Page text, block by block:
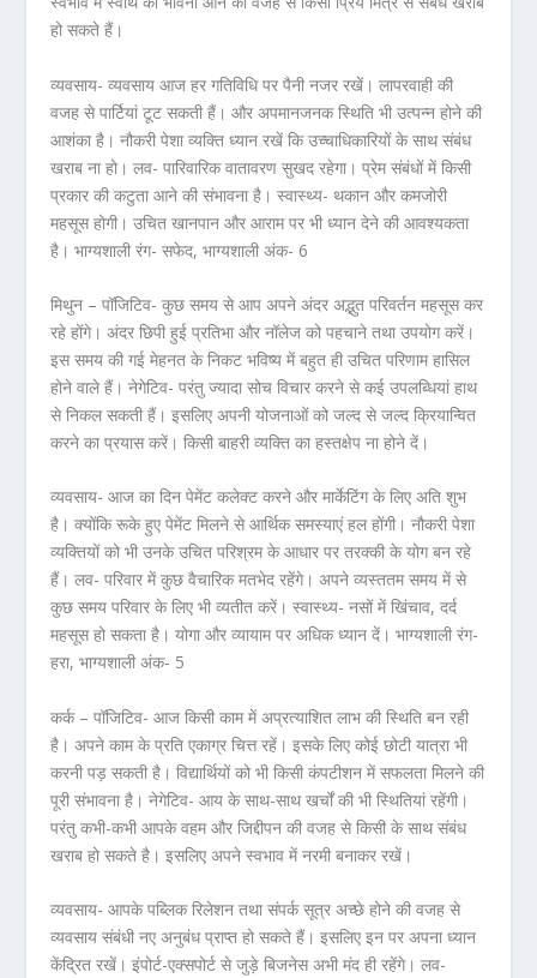
हो सकते हैं।
व्यवसाय- व्यवसाय आज हर गतिविधि पर पैनी नजर रखें। लापरवाही की
वजह से पार्टियां टूट सकती हैं। और अपमानजनक स्थिति भी उत्पन्न होने की
आशंका है। नौकरी पेशा व्यक्ति ध्यान रखें कि उच्चाधिकारियों के साथ संबंध
खराब ना हो। लव- पारिवारिक वातावरण सुखद रहेगा। प्रेम संबंधों में किसी
प्रकार की कटुता आने की संभावना है। स्वास्थ्य- थकान और कमजोरी
महसूस होगी। उचित खानपान और आराम पर भी ध्यान देने की आवश्यकता
है। भाग्यशाली रंग- सफेद, भाग्यशाली अंक- 6
मिथुन – पॉजिटिव- कुछ समय से आप अपने अंदर अद्भुत परिवर्तन महसूस कर
रहे होंगे। अंदर छिपी हुई प्रतिभा और नॉलेज को पहचाने तथा उपयोग करें।
इस समय की गई मेहनत के निकट भविष्य में बहुत ही उचित परिणाम हासिल
होने वाले हैं। नेगेटिव- परंतु ज्यादा सोच विचार करने से कई उपलब्धियां हाथ
से निकल सकती हैं। इसलिए अपनी योजनाओं को जल्द से जल्द क्रियान्वित
करने का प्रयास करें। किसी बाहरी व्यक्ति का हस्तक्षेप ना होने दें।
व्यवसाय- आज का दिन पेमेंट कलेक्ट करने और मार्केटिंग के लिए अति शुभ
है। क्योंकि रूके हुए पेमेंट मिलने से आर्थिक समस्याएं हल होंगी। नौकरी पेशा
व्यक्तियों को भी उनके उचित परिश्रम के आधार पर तरक्की के योग बन रहे
हैं। लव- परिवार में कुछ वैचारिक मतभेद रहेंगे। अपने व्यस्ततम समय में से
कुछ समय परिवार के लिए भी व्यतीत करें। स्वास्थ्य- नसों में खिंचाव, दर्द
महसूस हो सकता है। योगा और व्यायाम पर अधिक ध्यान दें। भाग्यशाली रंग-
हरा, भाग्यशाली अंक- 5
कर्क – पॉजिटिव- आज किसी काम में अप्रत्याशित लाभ की स्थिति बन रही
है। अपने काम के प्रति एकाग्र चित्त रहें। इसके लिए कोई छोटी यात्रा भी
करनी पड़ सकती है। विद्यार्थियों को भी किसी कंपटीशन में सफलता मिलने की
पूरी संभावना है। नेगेटिव- आय के साथ-साथ खर्चों की भी स्थितियां रहेंगी।
परंतु कभी-कभी आपके वहम और जिद्दीपन की वजह से किसी के साथ संबंध
खराब हो सकते है। इसलिए अपने स्वभाव में नरमी बनाकर रखें।
व्यवसाय- आपके पब्लिक रिलेशन तथा संपर्क सूत्र अच्छे होने की वजह से
व्यवसाय संबंधी नए अनुबंध प्राप्त हो सकते हैं। इसलिए इन पर अपना ध्यान
केंद्रित रखें। इंपोर्ट-एक्सपोर्ट से जुड़े बिजनेस अभी मंद ही रहेंगे। लव-